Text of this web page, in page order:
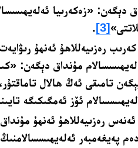
دېگەن: «زەكەرىيا
[3]
.
رەزىيەللاھۇ ئەنھۇ
مۇنداق دېگەن:
تامىقى ئەڭ ھالال تاماقتۇر،
ئۆز ئەمگىكىگە
ئەنەس رەزىيەللاھۇ ئەنھۇ
پەيغەمبەر